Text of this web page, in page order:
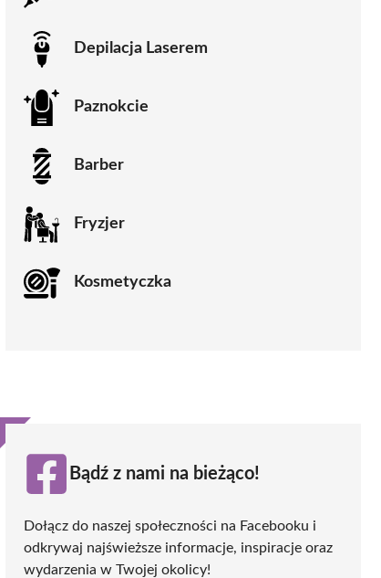
Depilacja Laserem
Paznokcie
Barber
Fryzjer
Kosmetyczka
Bądź z nami na bieżąco!
Dołącz do naszej społeczności na Facebooku i
odkrywaj najświeższe informacje, inspiracje oraz
wydarzenia w Twojej okolicy!